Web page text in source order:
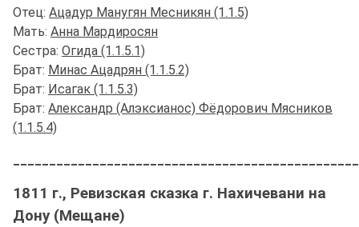
Отец: Ацадур Манугян Месникян (1.1.5)
Мать: Анна Мардиросян
Сестра: Огида (1.1.5.1)
Брат: Минас Ацадрян (1.1.5.2)
Брат: Исагак (1.1.5.3)
Брат: Александр (Алэксианос) Фёдорович Мясников
(1.1.5.4)
1811 г., Ревизская сказка г. Нахичевани на
Дону (Мещане)